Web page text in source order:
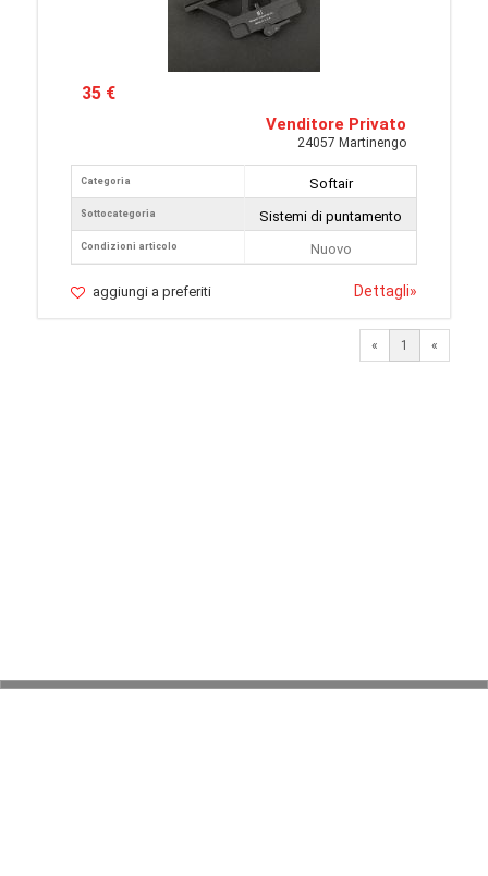
35 €
Venditore Privato
24057 Martinengo
Categoria
Sottocategoria
Condizioni articolo
Softair
Sistemi di puntamento
Nuovo
aggiungi a preferiti Dettagli»
« 1 «